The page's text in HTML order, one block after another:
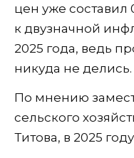
цен уже составил
к двузначной
2025 года, ведь
никуда не делись.
По мнению
сельского
Титова, в 2025